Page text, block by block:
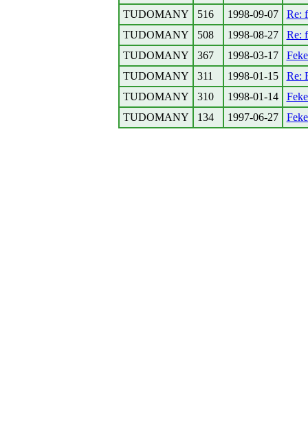
TUDOMANY
516 1998-09-07
Re:
TUDOMANY
508 1998-08-27
Re:
TUDOMANY
367 1998-03-17
TUDOMANY
311 1998-01-15
Re:
TUDOMANY
310 1998-01-14
TUDOMANY
134 1997-06-27